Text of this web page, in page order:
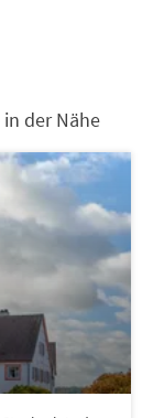
in der Nähe